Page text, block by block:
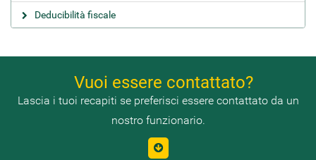
Deducibilità fiscale
Vuoi essere contattato?
Lascia i tuoi recapiti se preferisci essere contattato da un
nostro funzionario.